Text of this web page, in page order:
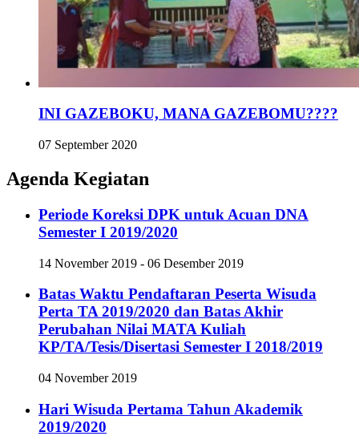
INI GAZEBOKU, MANA GAZEBOMU????
07 September 2020
Agenda Kegiatan
Periode Koreksi DPK untuk Acuan DNA
Semester I 2019/2020
14 November 2019 - 06 Desember 2019
Batas Waktu Pendaftaran Peserta Wisuda
Perta TA 2019/2020 dan Batas Akhir
Perubahan Nilai MATA Kuliah
KP/TA/Tesis/Disertasi Semester I 2018/2019
04 November 2019
Hari Wisuda Pertama Tahun Akademik
2019/2020